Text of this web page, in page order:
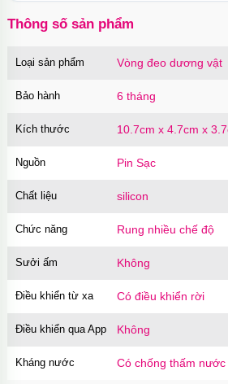
Thông số sản phẩm
Loại sản phẩm Vòng đeo dương vật
Bảo hành 6 tháng
Kích thước 10.7cm x 4.7cm x
Nguồn Pin Sạc
Chất liệu silicon
Chức năng Rung nhiều chế độ
Sưởi ấm Không
Điều khiển từ xa Có điều khiển rời
Điều khiển qua App Không
Kháng nước Có chống thấm nước